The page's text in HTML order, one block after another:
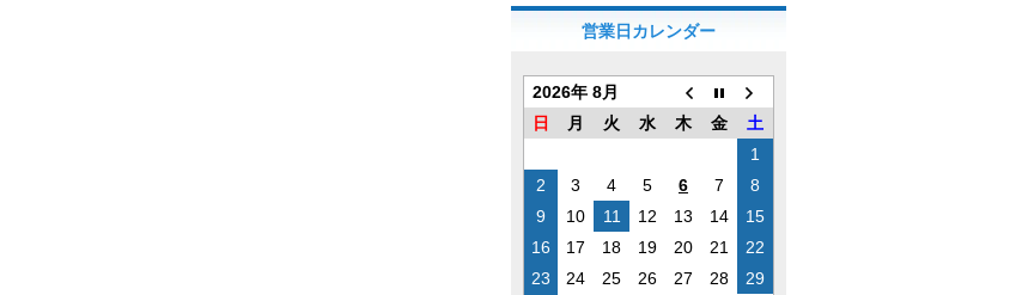
営業日カレンダー
2026年 8月
日
月 火 水 木 金
土
1
2
3 4 5 6 7
8
9
10 11 12 13 14
15
16
17 18 19 20 21
22
23
24 25 26 27 28
29